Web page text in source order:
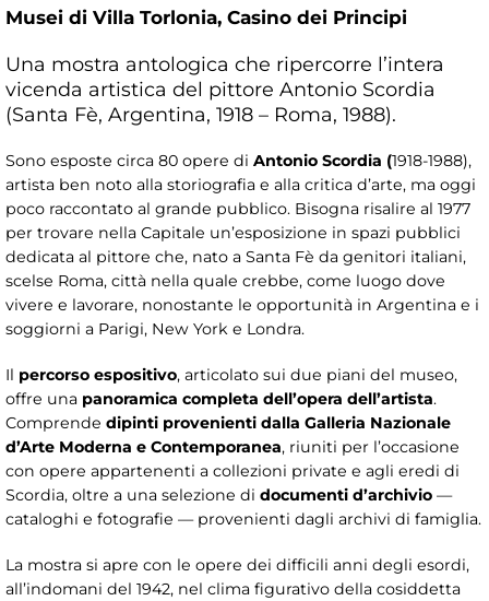
Musei di Villa Torlonia, Casino dei Principi
Una mostra antologica che ripercorre l’intera
vicenda artistica del pittore Antonio Scordia
(Santa Fè, Argentina, 1918 – Roma, 1988).
Sono esposte circa 80 opere di Antonio Scordia (1918-1988),
artista ben noto alla storiografia e alla critica d’arte, ma oggi
poco raccontato al grande pubblico. Bisogna risalire al 1977
per trovare nella Capitale un’esposizione in spazi pubblici
dedicata al pittore che, nato a Santa Fè da genitori italiani,
scelse Roma, città nella quale crebbe, come luogo dove
vivere e lavorare, nonostante le opportunità in Argentina e i
soggiorni a Parigi, New York e Londra.
Il percorso espositivo, articolato sui due piani del museo,
offre una panoramica completa dell’opera dell’artista.
Comprende dipinti provenienti dalla Galleria Nazionale
d’Arte Moderna e Contemporanea, riuniti per l’occasione
con opere appartenenti a collezioni private e agli eredi di
Scordia, oltre a una selezione di documenti d’archivio —
cataloghi e fotografie — provenienti dagli archivi di famiglia.
La mostra si apre con le opere dei difficili anni degli esordi,
all’indomani del 1942, nel clima figurativo della cosiddetta